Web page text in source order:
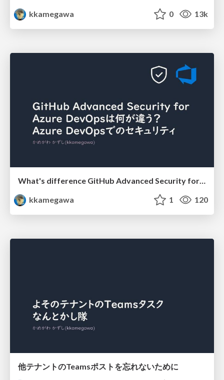
kkamegawa
0 13k
What's difference GitHub Advanced Security for Azure DevOps?
kkamegawa
1 120
他テナントのTeamsポストを忘れないために